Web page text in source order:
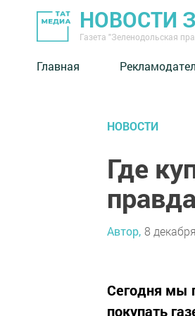
НОВОСТИ
Газета "Зеленодольская
Главная
НОВОСТИ
Где
Автор, 8
Сегодня мы
покупать